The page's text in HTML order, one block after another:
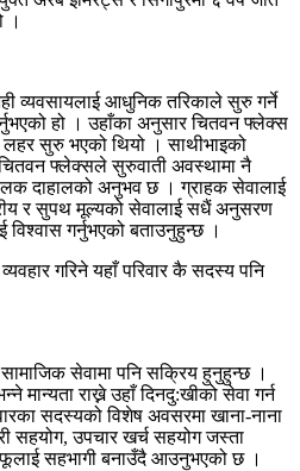
।
व्यवसायलाई आधुनिक तरिकाले सुरु गर्ने
हो । उहाँका अनुसार चितवन फ्लेक्स
लहर सुरु भएको थियो । साथीभाइको
फ्लेक्सले सुरुवाती अवस्थामा नै
दाहालको अनुभव छ । ग्राहक सेवालाई
र सुपथ मूल्यको सेवालाई सधैं अनुसरण
गर्नुभएको बताउनुहुन्छ ।
गरिने यहाँ परिवार कै सदस्य पनि
सेवामा पनि सक्रिय हुनुहुन्छ ।
मान्यता राख्ने उहाँ दिनदु:खीको सेवा गर्न
सदस्यको विशेष अवसरमा खाना-नाना
सहयोग, उपचार खर्च सहयोग जस्ता
सहभागी बनाउँदै आउनुभएको छ ।